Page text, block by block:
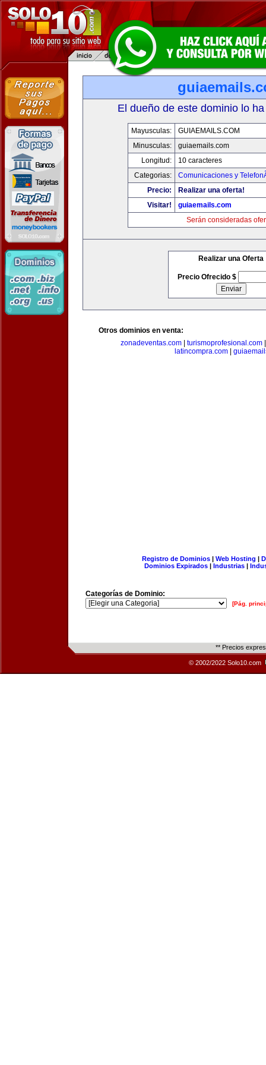
El dueño de este dominio lo
Mayusculas:
GUIAEMAILS.COM
Minusculas:
guiaemails.com
Longitud:
10 caracteres
Categorias:
Comunicaciones y
Precio:
Realizar una oferta!
Visitar!
guiaemails.com
Serán consideradas
Realizar una Oferta
Precio Ofrecido $
Otros dominios en venta:
zonadeventas.com| turismoprofesional.com
latincompra.com|
Registro de Dominios| Web Hosting |
Dominios Expirados | Industrias |
Categorías de Dominio:
[Pág.
** Precios
© 2002/2022 Solo10.com